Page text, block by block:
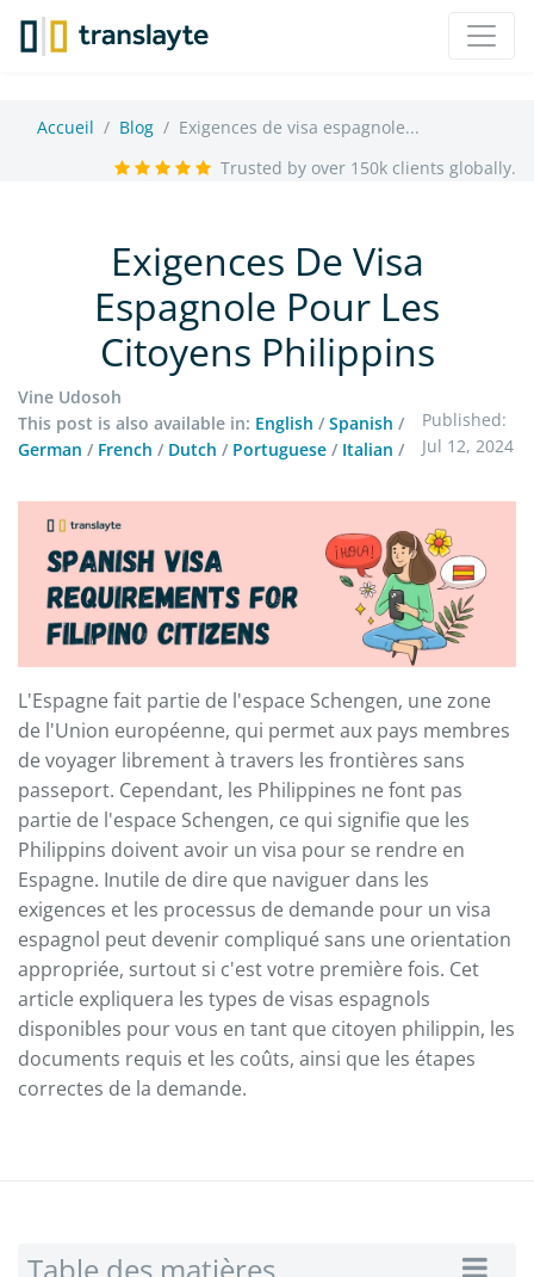
Accueil Blog
Exigences de visa espagnole...
Trusted by over 150k clients globally.
Exigences De Visa
Espagnole Pour Les
Citoyens Philippins
Vine Udosoh
This post is also available in: English / Spanish /
German / French / Dutch / Portuguese / Italian /
Published:
Jul 12, 2024
L'Espagne fait partie de l'espace Schengen, une zone
de l'Union européenne, qui permet aux pays membres
de voyager librement à travers les frontières sans
passeport. Cependant, les Philippines ne font pas
partie de l'espace Schengen, ce qui signifie que les
Philippins doivent avoir un visa pour se rendre en
Espagne. Inutile de dire que naviguer dans les
exigences et les processus de demande pour un visa
espagnol peut devenir compliqué sans une orientation
appropriée, surtout si c'est votre première fois. Cet
article expliquera les types de visas espagnols
disponibles pour vous en tant que citoyen philippin, les
documents requis et les coûts, ainsi que les étapes
correctes de la demande.